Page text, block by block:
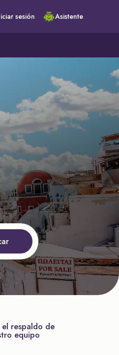
sesión Asistente
el respaldo de
equipo